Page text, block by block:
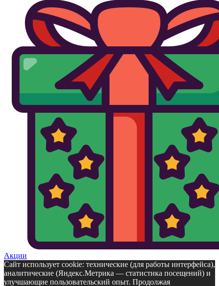
Акции
Сайт использует cookie: технические (для работы интерфейса),
аналитические (Яндекс.Метрика — статистика посещений) и
улучшающие пользовательский опыт. Продолжая